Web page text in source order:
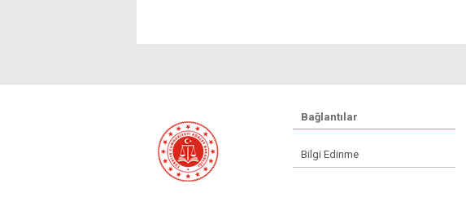
Bağlantılar
Bilgi Edinme